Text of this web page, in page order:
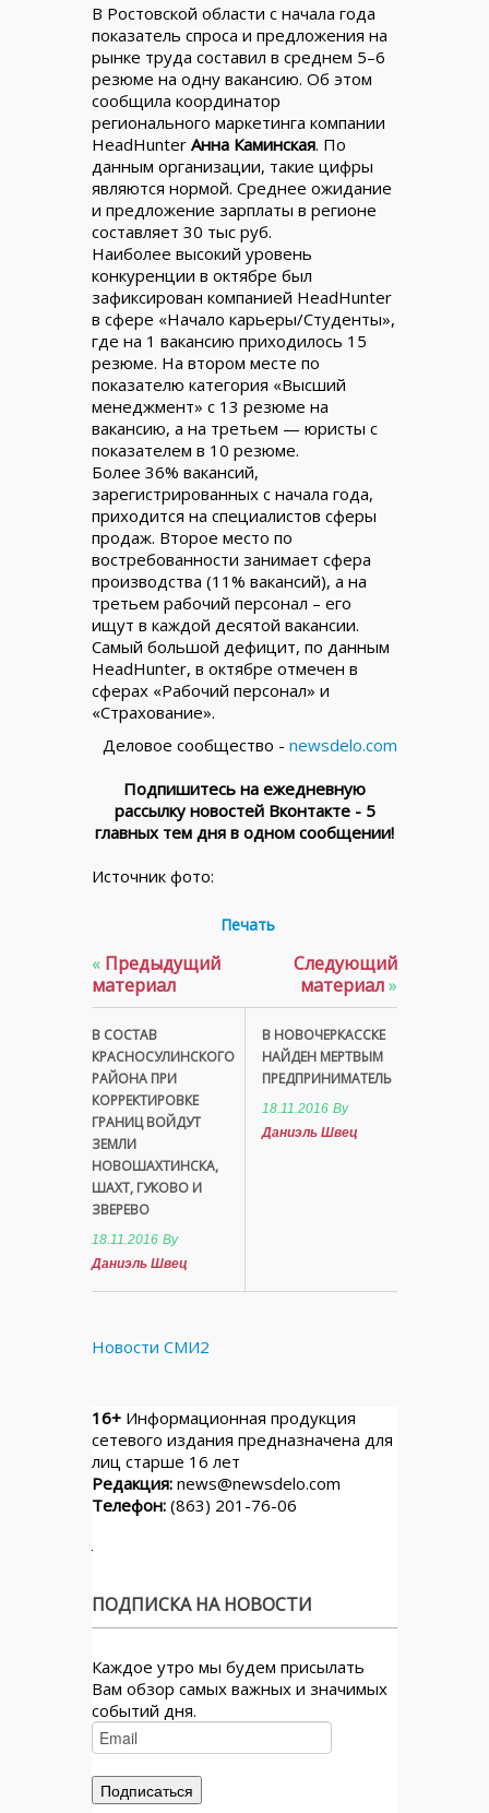
В Ростовской области с начала года
показатель спроса и предложения на
рынке труда составил в среднем 5–6
резюме на одну вакансию. Об этом
сообщила координатор
регионального маркетинга компании
HeadHunter Анна Каминская. По
данным организации, такие цифры
являются нормой. Среднее ожидание
и предложение зарплаты в регионе
составляет 30 тыс руб.
Наиболее высокий уровень
конкуренции в октябре был
зафиксирован компанией HeadHunter
в сфере «Начало карьеры/Студенты»,
где на 1 вакансию приходилось 15
резюме. На втором месте по
показателю категория «Высший
менеджмент» с 13 резюме на
вакансию, а на третьем — юристы с
показателем в 10 резюме.
Более 36% вакансий,
зарегистрированных с начала года,
приходится на специалистов сферы
продаж. Второе место по
востребованности занимает сфера
производства (11% вакансий), а на
третьем рабочий персонал – его
ищут в каждой десятой вакансии.
Самый большой дефицит, по данным
HeadHunter, в октябре отмечен в
сферах «Рабочий персонал» и
«Страхование».
Деловое сообщество - newsdelo.com
Подпишитесь на ежедневную
рассылку новостей Вконтакте - 5
главных тем дня в одном сообщении!
Источник фото:
Печать
« Предыдущий
материал
В СОСТАВ
КРАСНОСУЛИНСКОГО
РАЙОНА ПРИ
КОРРЕКТИРОВКЕ
ГРАНИЦ ВОЙДУТ
ЗЕМЛИ
НОВОШАХТИНСКА,
ШАХТ, ГУКОВО И
ЗВЕРЕВО
18.11.2016 By
Даниэль Швец
Следующий
материал»
В НОВОЧЕРКАССКЕ
НАЙДЕН МЕРТВЫМ
ПРЕДПРИНИМАТЕЛЬ
18.11.2016 By
Даниэль Швец
Новости СМИ2
16+ Информационная продукция
сетевого издания предназначена для
лиц старше 16 лет
Редакция: news@newsdelo.com
Телефон: (863) 201-76-06
ПОДПИСКА НА НОВОСТИ
Каждое утро мы будем присылать
Вам обзор самых важных и значимых
событий дня.